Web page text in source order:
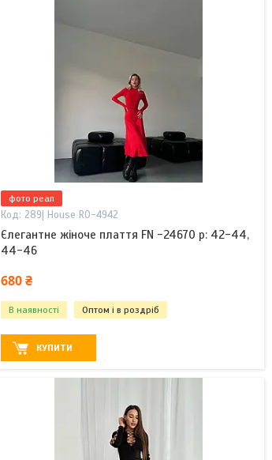
фото реал
289| House R0-4942
Єлегантне жіноче плаття FN -24670 р: 42-44,
44-46
680 ₴
В наявності Оптом і в роздріб
КУПИТИ